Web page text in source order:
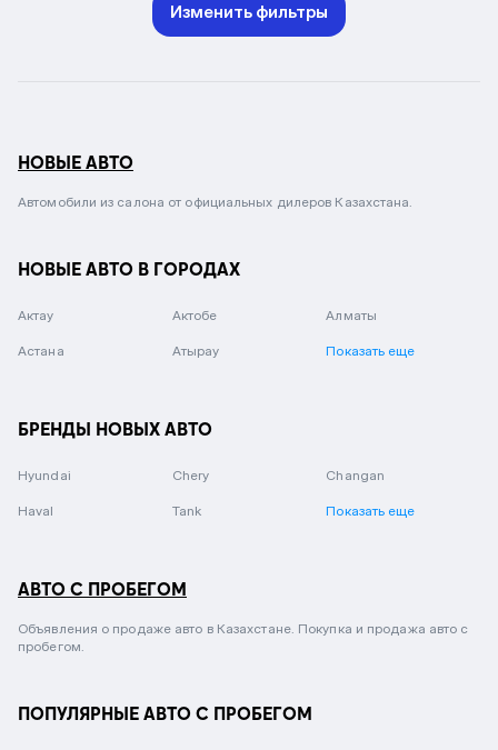
Изменить фильтры
НОВЫЕ АВТО
Автомобили из салона от официальных дилеров Казахстана.
НОВЫЕ АВТО В ГОРОДАХ
Актау Актобе Алматы
Астана Атырау Показать еще
БРЕНДЫ НОВЫХ АВТО
Hyundai Chery Changan
Haval Tank Показать еще
АВТО С ПРОБЕГОМ
Объявления о продаже авто в Казахстане. Покупка и продажа авто с
пробегом.
ПОПУЛЯРНЫЕ АВТО С ПРОБЕГОМ